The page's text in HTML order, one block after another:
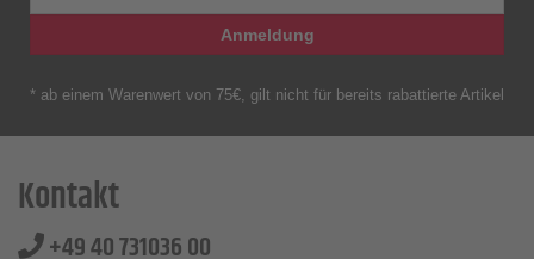
Anmeldung
* ab einem Warenwert von 75€, gilt nicht für bereits rabattierte Artikel
Kontakt
+49 40 731036 00